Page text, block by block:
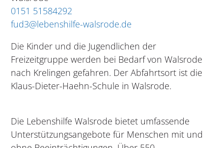
0151 51584292
fud3@lebenshilfe-walsrode.de
Die Kinder und die Jugendlichen der
Freizeitgruppe werden bei Bedarf von Walsrode
nach Krelingen gefahren. Der Abfahrtsort ist die
Klaus-Dieter-Haehn-Schule in Walsrode.
Die Lebenshilfe Walsrode bietet umfassende
Unterstützungsangebote für Menschen mit und